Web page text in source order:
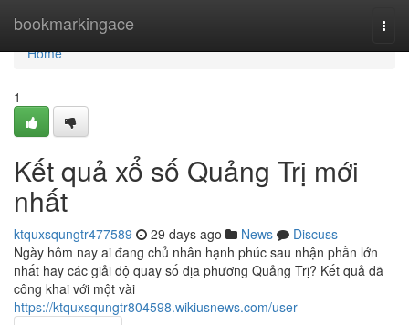
bookmarkingace
Home
Home
1
Kết quả xổ số Quảng Trị mới
nhất
ktquxsqungtr477589 29 days ago News
Discuss
Ngày hôm nay ai đang chủ nhân hạnh phúc sau nhận phần lớn
nhất hay các giải độ quay số địa phương Quảng Trị? Kết quả đã
công khai với một vài
https://ktquxsqungtr804598.wikiusnews.com/user